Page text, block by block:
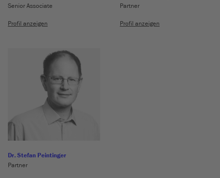
Senior Associate
Profil anzeigen
Partner
Profil anzeigen
Dr. Stefan Peintinger
Partner